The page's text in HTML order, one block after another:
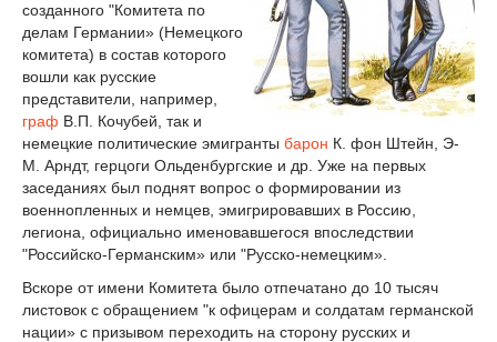
созданного "Комитета по
делам Германии» (Немецкого
комитета) в состав которого
вошли как русские
представители, например,
граф В.П. Кочубей, так и
немецкие политические эмигранты барон К. фон Штейн, Э-
М. Арндт, герцоги Ольденбургские и др. Уже на первых
заседаниях был поднят вопрос о формировании из
военнопленных и немцев, эмигрировавших в Россию,
легиона, официально именовавшегося впоследствии
"Российско-Германским» или "Русско-немецким».
Вскоре от имени Комитета было отпечатано до 10 тысяч
листовок с обращением "к офицерам и солдатам германской
нации» с призывом переходить на сторону русских и